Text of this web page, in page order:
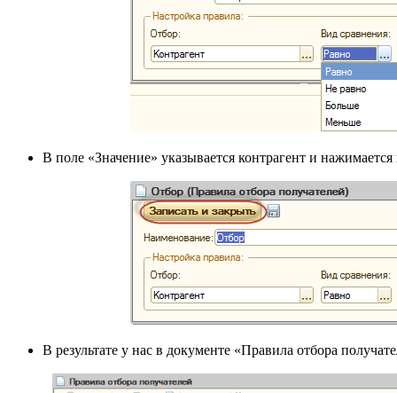
В поле «Значение» указывается контрагент и
В результате у нас в документе «Правила отбора